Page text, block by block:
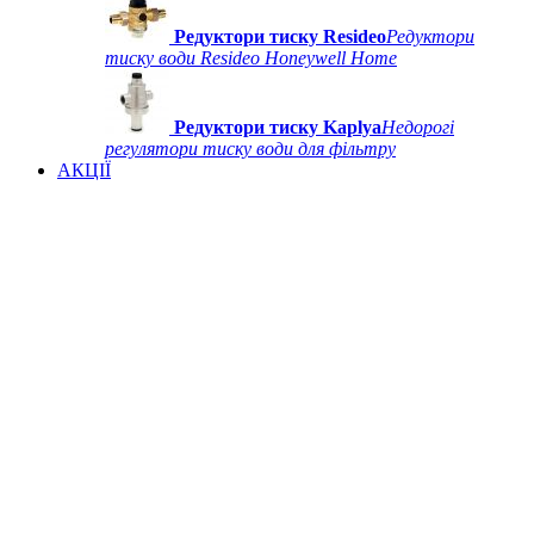
Редуктори тиску ResideoРедуктори
тиску води Resideo Honeywell Home
Редуктори тиску KaplyaНедорогі
регулятори тиску води для фільтру
АКЦІЇ